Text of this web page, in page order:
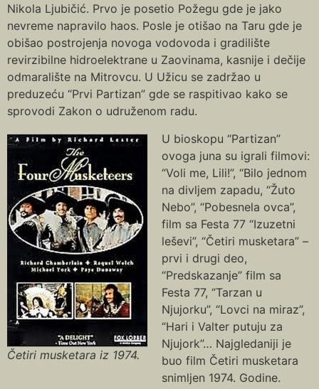
Nikola Ljubičić. Prvo je posetio Požegu gde je jako
nevreme napravilo haos. Posle je otišao na Taru gde je
obišao postrojenja novoga vodovoda i gradilište
revirzibilne hidroelektrane u Zaovinama, kasnije i dečije
odmaralište na Mitrovcu. U Užicu se zadržao u
preduzeću “Prvi Partizan” gde se raspitivao kako se
sprovodi Zakon o udruženom radu.
Četiri musketara iz 1974.
U bioskopu “Partizan”
ovoga juna su igrali filmovi:
“Voli me, Lili!”, “Bilo jednom
na divljem zapadu, “Žuto
Nebo”, “Pobesnela ovca”,
film sa Festa 77 “Izuzetni
leševi”, “Četiri musketara” –
prvi i drugi deo,
“Predskazanje” film sa
Festa 77, “Tarzan u
Njujorku”, “Lovci na miraz”,
“Hari i Valter putuju za
Njujork”… Najgledaniji je
buo film Četiri musketara
snimljen 1974. Godine.